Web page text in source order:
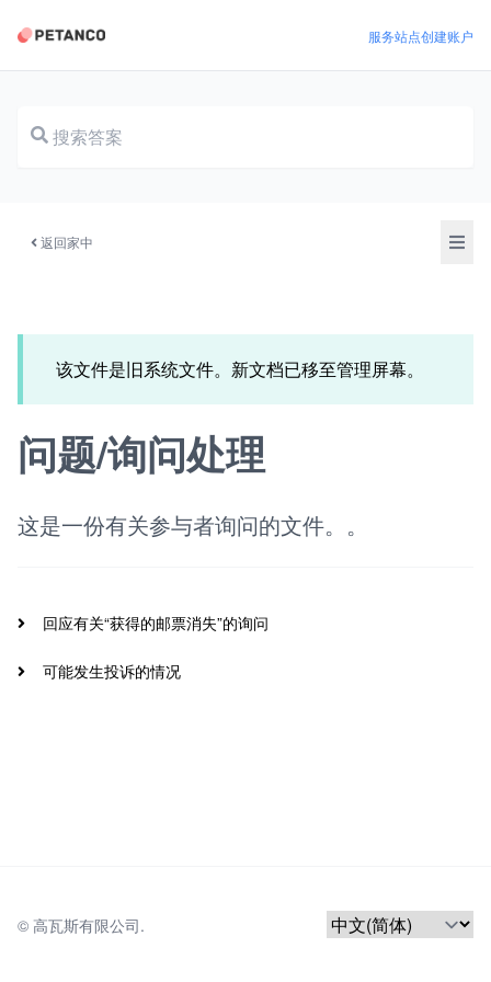
文档 服务站点创建账户
返回家中
该文件是旧系统文件。新文档已移至管理屏幕。
问题/询问处理
这是一份有关参与者询问的文件。。
回应有关“获得的邮票消失”的询问
可能发生投诉的情况
© 高瓦斯有限公司.